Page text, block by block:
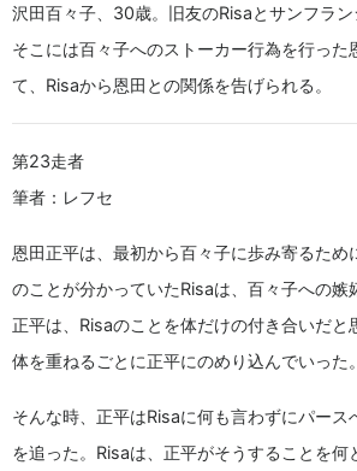
沢田百々子、30歳。旧友のRisaとサンフラン
そこには百々子へのストーカー行為を行った
て、Risaから恩田との関係を告げられる。
第23走者
筆者：レフセ
恩田正平は、最初から百々子に歩み寄るため
のことが分かっていたRisaは、百々子への嫉
正平は、Risaのことを体だけの付き合いだと
体を重ねるごとに正平にのめり込んでいった。
そんな時、正平はRisaに何も言わずにパース
を追った。Risaは、正平がそうすることを何